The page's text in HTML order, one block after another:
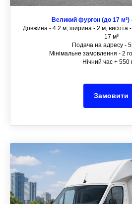
Великий фургон (до 17 м³)
Довжина - 4.2 м; ширина - 2 м; висота
17 м³
Подача на адресу -
Мінімальне замовлення - 2
Нічний час + 550
Замовити